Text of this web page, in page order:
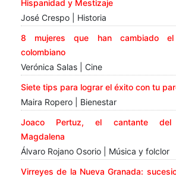
Hispanidad y Mestizaje
José Crespo | Historia
8 mujeres que han cambiado el
colombiano
Verónica Salas | Cine
Siete tips para lograr el éxito con tu
Maira Ropero | Bienestar
Joaco Pertuz, el cantante del
Magdalena
Álvaro Rojano Osorio | Música y folclor
Virreyes de la Nueva Granada: